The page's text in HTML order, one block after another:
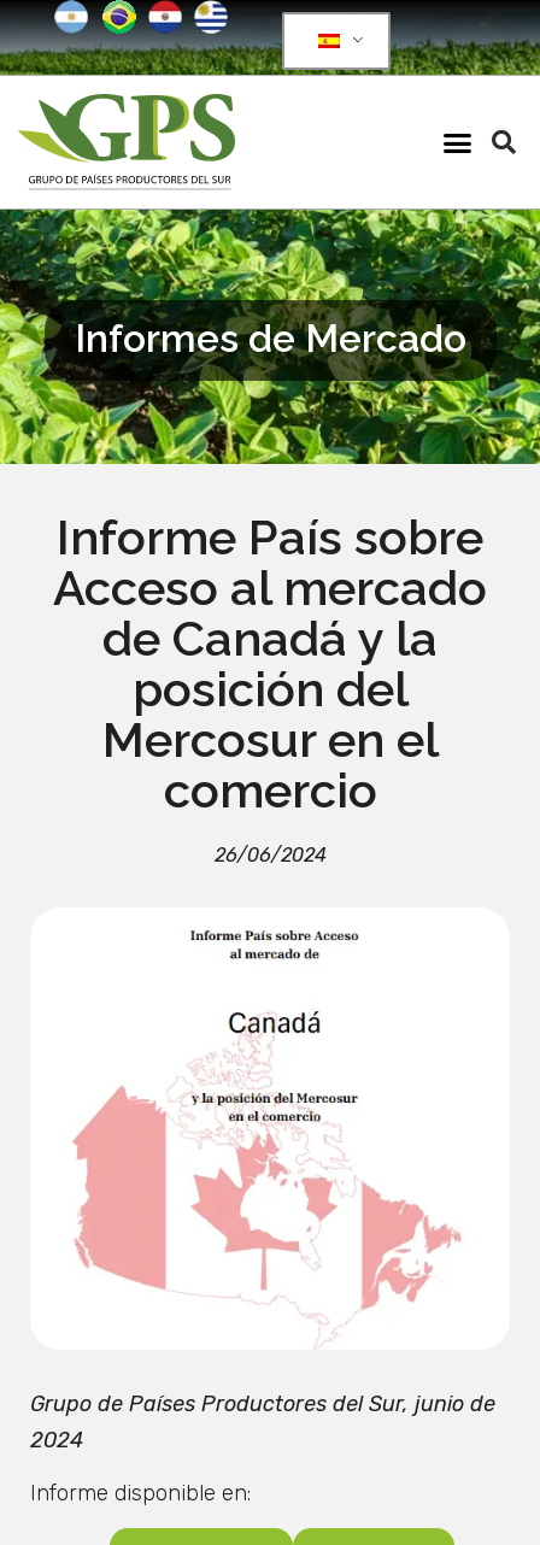
Informes de Mercado
Informe País sobre
Acceso al mercado
de Canadá y la
posición del
Mercosur en el
comercio
26/06/2024
Grupo de Países Productores del Sur, junio de
2024
Informe disponible en: